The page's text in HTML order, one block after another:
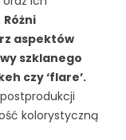
Różni
aspektów
szklanego
czy ‘flare’.
kolorystyczną